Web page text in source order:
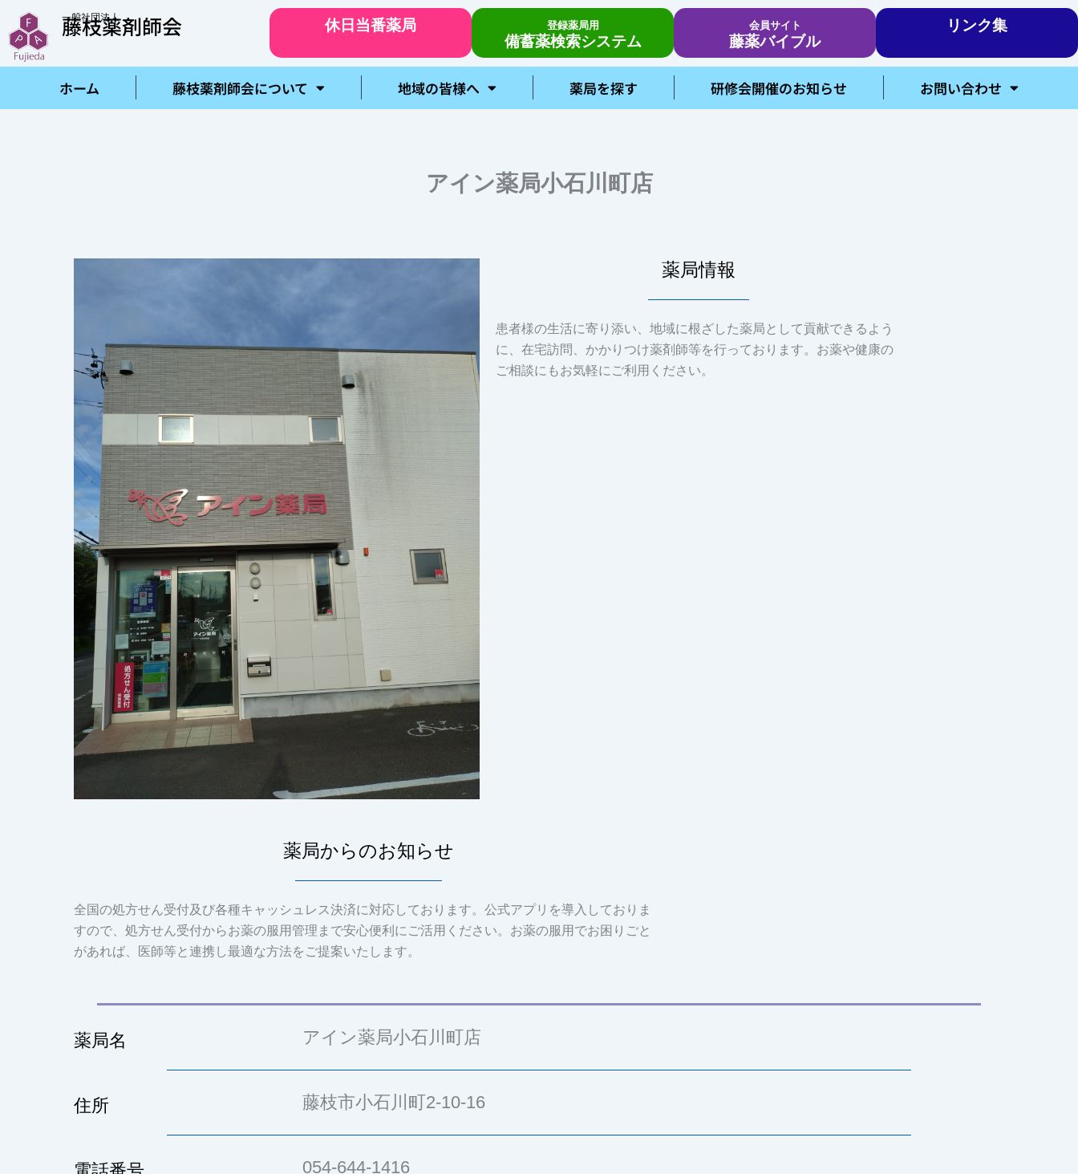
容
を
ッ
一般社団法人
藤枝薬剤師会 休日当番薬局 登録薬局用
備蓄薬検索システム
会員サイト
藤薬バイブル
リンク集
ホーム 藤枝薬剤師会について 地域の皆様へ 薬局を探す 研修会開催のお知らせ お問い合わせ
アイン薬局小石川町店
薬局情報
患者様の生活に寄り添い、地域に根ざした薬局として貢献できるよう
に、在宅訪問、かかりつけ薬剤師等を行っております。お薬や健康の
ご相談にもお気軽にご利用ください。
薬局からのお知らせ
全国の処方せん受付及び各種キャッシュレス決済に対応しております。公式アプリを導入しておりま
すので、処方せん受付からお薬の服用管理まで安心便利にご活用ください。お薬の服用でお困りごと
があれば、医師等と連携し最適な方法をご提案いたします。
薬局名 アイン薬局小石川町店
住所 藤枝市小石川町2-10-16
054-644-1416